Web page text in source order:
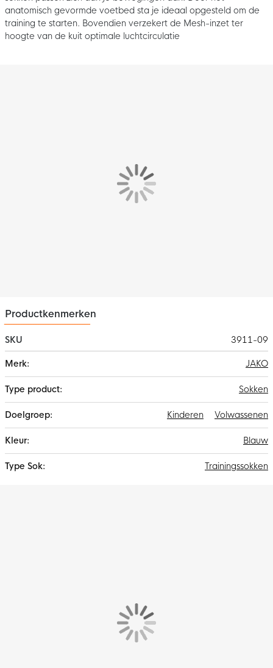
anatomisch gevormde voetbed sta je ideaal opgesteld om de
training te starten. Bovendien verzekert de Mesh-inzet ter
hoogte van de kuit optimale luchtcirculatie
Productkenmerken
SKU
3911-09
informatie
JAKO
Sokken
Volwassenen
Kinderen
Blauw
Trainingssokken